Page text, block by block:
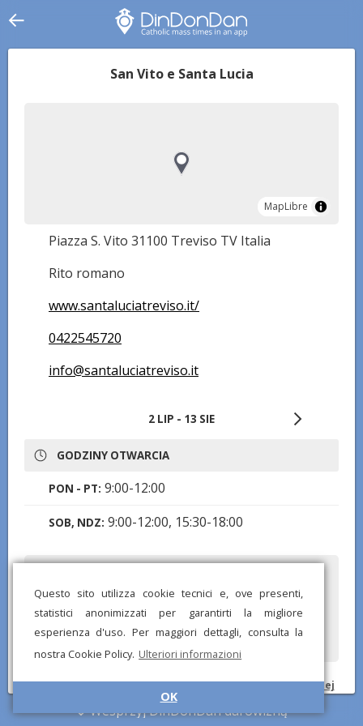
Questo sito utilizza cookie tecnici e, ove presenti,
statistici anonimizzati per garantirti la migliore
esperienza d'uso. Per maggiori dettagli, consulta la
nostra Cookie Policy. Ulteriori informazioni
OK
San Vito e Santa Lucia
MapLibre
MapLibre
Piazza S. Vito 31100 Treviso TV Italia
Rito romano
www.santaluciatreviso.it/
0422545720
info@santaluciatreviso.it
2 LIP - 13 SIE
GODZINY OTWARCIA
PON - PT: 9:00-12:00
SOB, NDZ: 9:00-12:00, 15:30-18:00
nam raport, a postaramy się je jak najszybciej poprawić!
© DinDonDan App 2026 –Polityka prywatności–Dodaj do swojej
strony internetowej
Wesprzyj DinDonDan darowizną